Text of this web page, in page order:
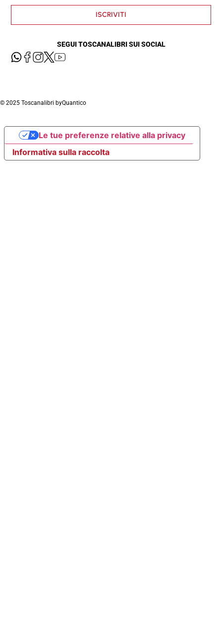
ISCRIVITI
SEGUI TOSCANALIBRI SUI SOCIAL
© 2025 Toscanalibri byQuantico
Informativa sulla raccolta
Le tue preferenze relative alla privacy